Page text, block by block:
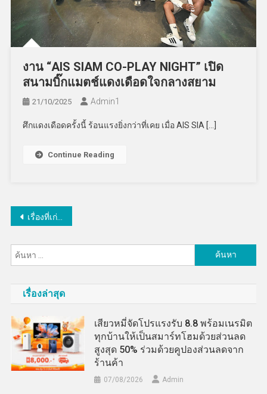
งาน “AIS SIAM CO-PLAY NIGHT” เปิด
สนามบิ๊กแมตช์แดงเดือดใจกลางสยาม
21/10/2025 Admin​1
ศึกแดงเดือดครั้งนี้ ร้อนแรงยิ่งกว่าที่เคย เมื่อ AIS SIA […]
Continue Reading
แนะแนว
เรื่อง
เรื่องที่เก่ากว่า
สำหรับ:
เรื่องล่าสุด
เสียวหมี่จัดโปรแรงรับ 8.8 พร้อมเนรมิต
ทุกบ้านให้เป็นสมาร์ทโฮมด้วยส่วนลด
สูงสุด 50% ร่วมด้วยคูปองส่วนลดจาก
ร้านค้า
07/08/2026 Admin